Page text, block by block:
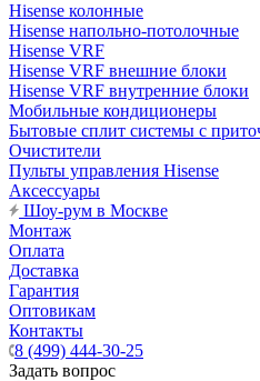
Hisense колонные
Hisense напольно-потолочные
Hisense VRF
Hisense VRF внешние блоки
Hisense VRF внутренние блоки
Мобильные кондиционеры
Бытовые сплит системы с
Очистители
Пульты управления Hisense
Аксессуары
Шоу-рум в Москве
Монтаж
Оплата
Доставка
Гарантия
Оптовикам
Контакты
8 (499) 444-30-25
Задать вопрос